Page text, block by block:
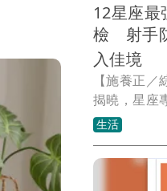
12星座最
檢 射手
入佳境
【施養正
揭曉，星座
8/14間，處
展現極佳的
射手座第二
節保健。
生活